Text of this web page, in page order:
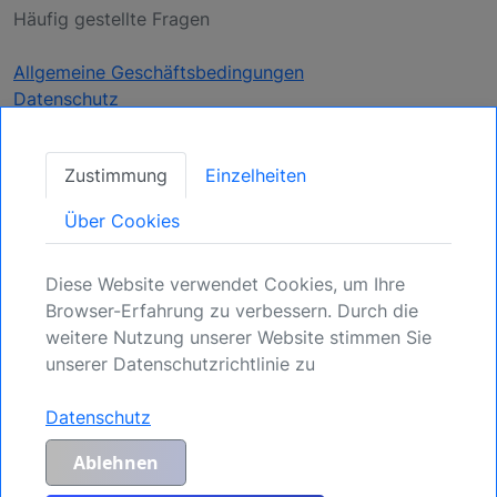
Häufig gestellte Fragen
Allgemeine Geschäftsbedingungen
Datenschutz
Aktualisierungen
erhalten
für kommende Möglichkeiten.
Anmelden
Genereller Risikohinweis und Haftungsausschluss:
Risiken, die sich aus Investitionstransaktionen oder anderen
Vermögensdispositionen ergeben, die der Kunde basierend auf erhaltenen
Zustimmung Einzelheiten
Über Cookies
Diese Website verwendet Cookies, um Ihre
Browser-Erfahrung zu verbessern. Durch die
weitere Nutzung unserer Website stimmen Sie
unserer Datenschutzrichtlinie zu
Datenschutz
Ablehnen